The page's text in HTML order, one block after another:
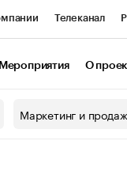
Телеканал
Мероприятия О
Маркетинг и